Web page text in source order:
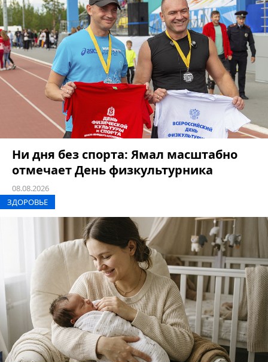
Ни дня без спорта: Ямал масштабно
отмечает День физкультурника
08.08.2026
ЗДОРОВЬЕ